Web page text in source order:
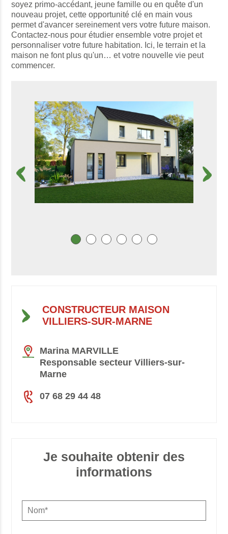
soyez primo-accédant, jeune famille ou en quête d'un
nouveau projet, cette opportunité clé en main vous
permet d'avancer sereinement vers votre future maison.
Contactez-nous pour étudier ensemble votre projet et
personnaliser votre future habitation. Ici, le terrain et la
maison ne font plus qu'un… et votre nouvelle vie peut
commencer.
CONSTRUCTEUR MAISON
VILLIERS-SUR-MARNE
Marina MARVILLE
Responsable secteur Villiers-sur-
Marne
07 68 29 44 48
Je souhaite obtenir des
informations